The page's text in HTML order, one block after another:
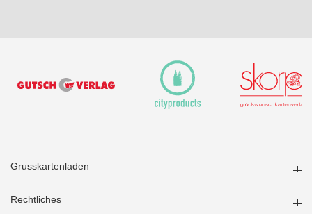
Grusskartenladen
Rechtliches